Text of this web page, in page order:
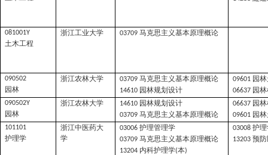
081001Y
土木工程
浙江工业大学 03709马克思主义基本原理概论
090502
园林
浙江农林大学 03709马克思主义基本原理概论
14610 园林规划设计
09601 园
06637 园
090502Y
园林
浙江农林大学 14610 园林规划设计
03709马克思主义基本原理概论
06637 园
09601 园
101101
护理学
浙江中医药大
学
03006护理管理学
03709马克思主义基本原理概论
13204 内科护理学(本)
03008护
13203预